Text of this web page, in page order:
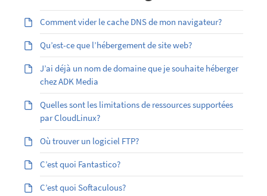
Comment vider le cache DNS de mon navigateur?
Qu’est-ce que l’hébergement de site web?
J’ai déjà un nom de domaine que je souhaite héberger
chez ADK Media
Quelles sont les limitations de ressources supportées
par CloudLinux?
Où trouver un logiciel FTP?
C’est quoi Fantastico?
C’est quoi Softaculous?